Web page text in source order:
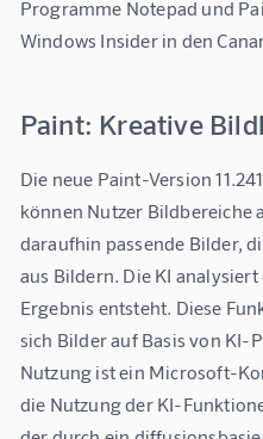
Programme Notepad und
Windows Insider in den
Paint: Kreative
Die neue Paint-Version
können Nutzer Bildbereiche
daraufhin passende Bilder,
aus Bildern. Die KI
Ergebnis entsteht. Diese
sich Bilder auf Basis von KI-
Nutzung ist ein Microsoft-
die Nutzung der KI-